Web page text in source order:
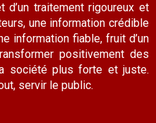
d’un traitement rigoureux et
une information crédible
information fiable, fruit d’un
positivement des
société plus forte et juste.
servir le public.